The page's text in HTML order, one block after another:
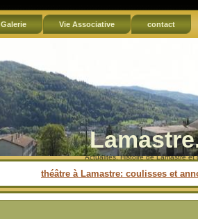
Galerie Vie Associative contact
Actualités, Histoire de Lamastre et
théâtre à Lamastre: coulisses et